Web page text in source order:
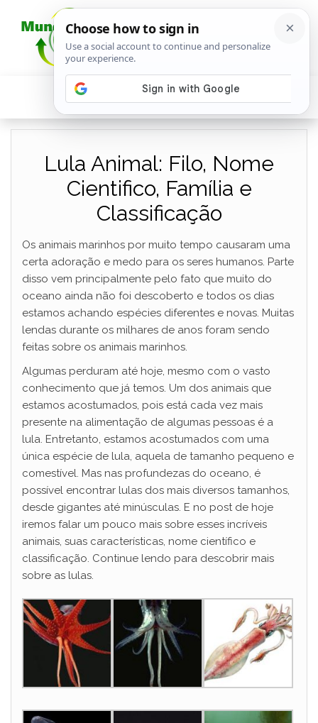
Lula Animal: Filo, Nome
Cientifico, Família e
Classificação
Os animais marinhos por muito tempo causaram uma
certa adoração e medo para os seres humanos. Parte
disso vem principalmente pelo fato que muito do
oceano ainda não foi descoberto e todos os dias
estamos achando espécies diferentes e novas. Muitas
lendas durante os milhares de anos foram sendo
feitas sobre os animais marinhos.
Algumas perduram até hoje, mesmo com o vasto
conhecimento que já temos. Um dos animais que
estamos acostumados, pois está cada vez mais
presente na alimentação de algumas pessoas é a
lula. Entretanto, estamos acostumados com uma
única espécie de lula, aquela de tamanho pequeno e
comestível. Mas nas profundezas do oceano, é
possível encontrar lulas dos mais diversos tamanhos,
desde gigantes até minúsculas. E no post de hoje
iremos falar um pouco mais sobre esses incríveis
animais, suas características, nome científico e
classificação. Continue lendo para descobrir mais
sobre as lulas.